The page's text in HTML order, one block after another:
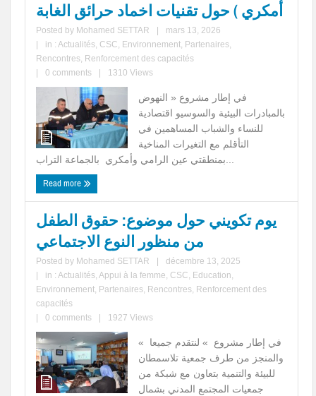
أمكري ) حول تقنيات اخماد حرائق الغابة
Posted by Mohamed SETTAR
mars 13, 2026
in :Actualités, CSC, Environnement, Partenaires,
Rencontres, Renforcement des capacités
0 comments 1310 Views
في إطار مشروع « النهوض
بالمبادرات البيئية والسوسيو اقتصادية
للنساء والشباب المساهمين في
التأقلم مع التغيرات المناخية
Read more
يوم تكويني حول موضوع: حقوق الطفل
من منظور النوع الاجتماعي
Posted by Mohamed SETTAR
décembre 13, 2025
in :Actualités,Appui à la femme, CSC, Education,
Environnement, Partenaires, Rencontres, Renforcement des
capacités
0 comments 1927 Views
في إطار مشروع » لنتقدم جميعا »
والمنجز من طرف جمعية تلاسمطان
للبيئة والتنمية بتعاون مع شبكة من
جمعيات المجتمع المدني بشمال